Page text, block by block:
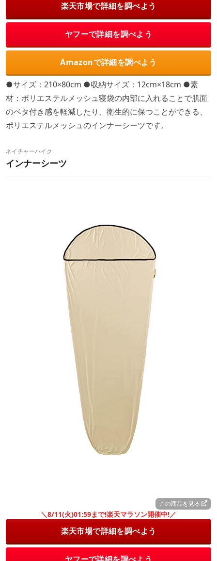
楽天市場で詳細を調べよう
ヤフーで詳細を調べよう
Amazonで詳細を調べよう
●サイズ：210×80cm ●収納サイズ：12cm×18cm ●素
材：ポリエステルメッシュ寝袋の内部に入れることで肌面
のベタ付き感を軽減したり、衛生的に保つことができる、
ポリエステルメッシュのインナーシーツです。
ネイチャーハイク
インナーシーツ
この商品を見る
＼8/11(火)01:59まで!楽天マラソン開催中!／
楽天市場で詳細を調べよう